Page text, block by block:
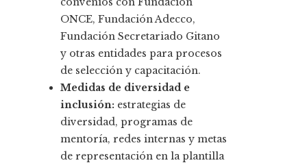
ONCE, Fundación Adecco,
Fundación Secretariado Gitano
y otras entidades para procesos
de selección y capacitación.
Medidas de diversidad e
inclusión: estrategias de
diversidad, programas de
mentoría, redes internas y metas
de representación en la plantilla